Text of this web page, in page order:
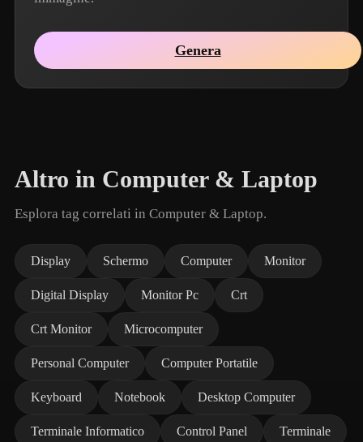
Genera
Altro in Computer & Laptop
Esplora tag correlati in Computer & Laptop.
Display Schermo Computer Monitor
Digital Display Monitor Pc Crt
Crt Monitor Microcomputer
Personal Computer Computer Portatile
Keyboard Notebook Desktop Computer
Terminale Informatico Control Panel Terminale